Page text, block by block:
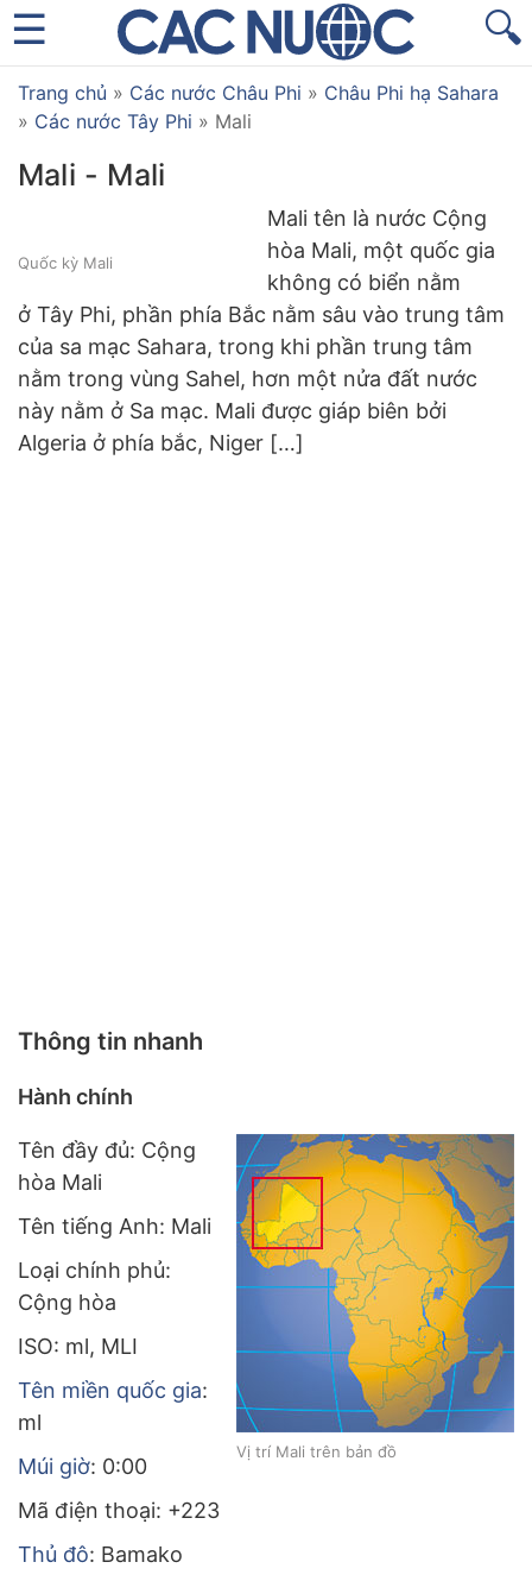
🔍
Trang chủ » Các nước Châu Phi » Châu Phi hạ Sahara
» Các nước Tây Phi » Mali
Mali - Mali
Quốc kỳ Mali
Mali tên là nước Cộng
hòa Mali, một quốc gia
không có biển nằm
ở Tây Phi, phần phía Bắc nằm sâu vào trung tâm
của sa mạc Sahara, trong khi phần trung tâm
nằm trong vùng Sahel, hơn một nửa đất nước
này nằm ở Sa mạc. Mali được giáp biên bởi
Algeria ở phía bắc, Niger […]
Thông tin nhanh
Hành chính
Vị trí Mali trên bản đồ
Tên đầy đủ: Cộng
hòa Mali
Tên tiếng Anh: Mali
Loại chính phủ:
Cộng hòa
ISO: ml, MLI
Tên miền quốc gia:
ml
Múi giờ: 0:00
Mã điện thoại: +223
Thủ đô: Bamako